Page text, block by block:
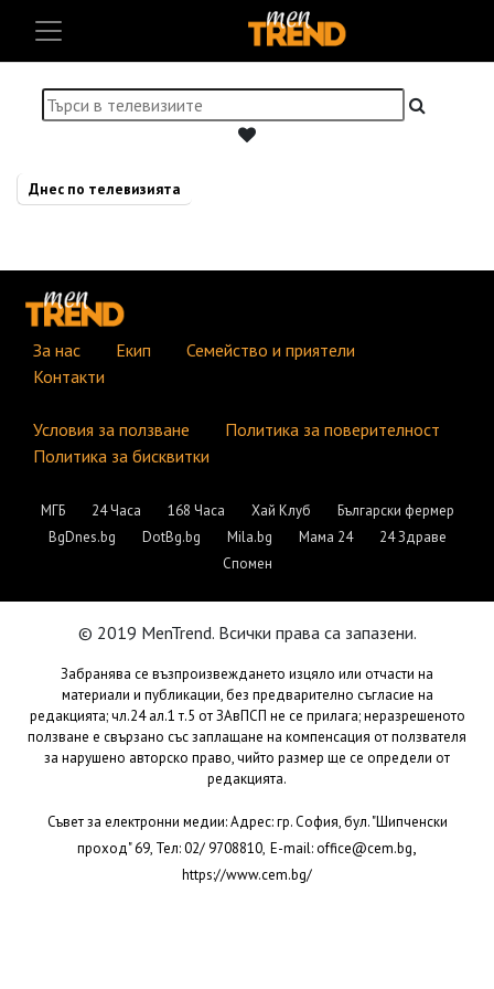
Днес по телевизията
За нас Екип
Семейство и приятели
Контакти
Условия за ползване
Политика за поверителност
Политика за бисквитки
МГБ 24 Часа 168 Часа Хай Клуб
Български фермер
BgDnes.bg
DotBg.bg Mila.bg Мама 24
24 Здраве
Спомен
© 2019 MenTrend. Всички права са запазени.
Забранява се възпроизвеждането изцяло или отчасти на
материали и публикации, без предварително съгласие на
редакцията; чл.24 ал.1 т.5 от ЗАвПСП не се прилага; неразрешеното
ползване е свързано със заплащане на компенсация от ползвателя
за нарушено авторско право, чийто размер ще се определи от
редакцията.
Съвет за електронни медии: Адрес: гр. София, бул. "Шипченски
проход" 69, Тел: 02/ 9708810, E-mail:office@cem.bg,
https://www.cem.bg/